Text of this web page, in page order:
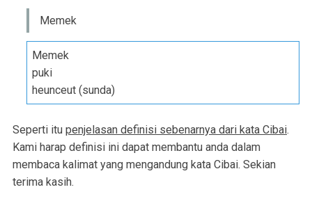
Memek
Memek
puki
heunceut (sunda)
Seperti itu penjelasan definisi sebenarnya dari kata Cibai.
Kami harap definisi ini dapat membantu anda dalam
membaca kalimat yang mengandung kata Cibai. Sekian
terima kasih.